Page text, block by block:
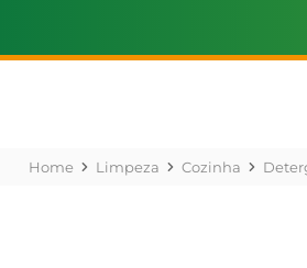
Limpeza Cozinha